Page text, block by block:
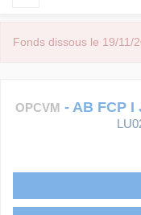
Fonds dissous le 19/11/
OPCVM - AB FCP I